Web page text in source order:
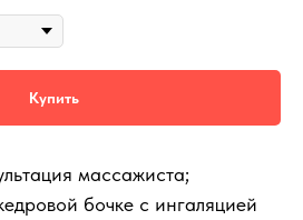
Купить
массажиста;
бочке с ингаляцией